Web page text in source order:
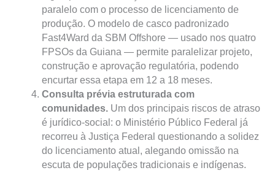
paralelo com o processo de licenciamento de
produção. O modelo de casco padronizado
Fast4Ward da SBM Offshore — usado nos quatro
FPSOs da Guiana — permite paralelizar projeto,
construção e aprovação regulatória, podendo
encurtar essa etapa em 12 a 18 meses.
Consulta prévia estruturada com
comunidades. Um dos principais riscos de atraso
é jurídico-social: o Ministério Público Federal já
recorreu à Justiça Federal questionando a solidez
do licenciamento atual, alegando omissão na
escuta de populações tradicionais e indígenas.